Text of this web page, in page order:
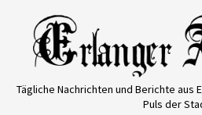
Tägliche Nachrichten und Berichte aus
Puls der